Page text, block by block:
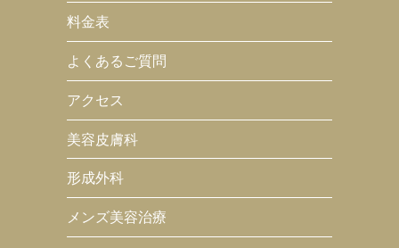
料金表
よくあるご質問
アクセス
美容皮膚科
形成外科
メンズ美容治療